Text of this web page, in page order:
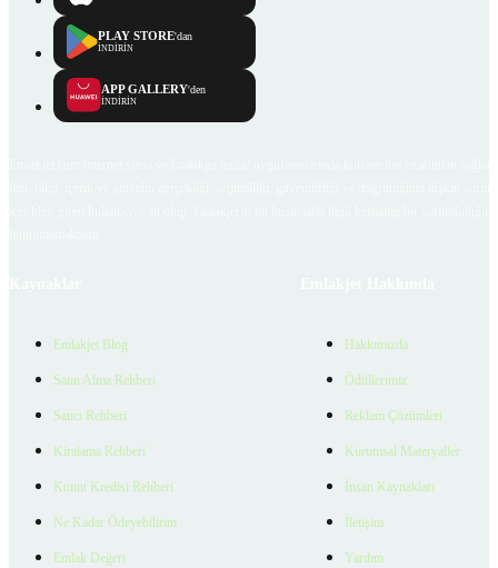
PLAY STORE'dan
İNDİRİN
APP GALLERY'den
İNDİRİN
Emlakjet Blog
Satın Alma Rehberi
Satıcı Rehberi
Kiralama Rehberi
Konut Kredisi Rehberi
Ne Kadar Ödeyebilirim
Emlak Değeri
Hakkımızda
Ödüllerimiz
Reklam Çözümleri
Kurumsal Materyaller
İnsan Kaynakları
İletişim
Yardım